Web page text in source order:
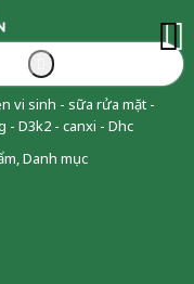
vi sinh - sữa rửa mặt -
- D3k2 - canxi - Dhc
Danh mục